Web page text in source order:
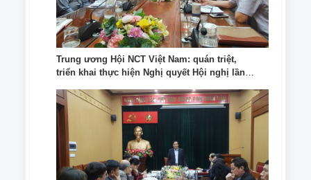
Trung ương Hội NCT Việt Nam: quán triệt,
triển khai thực hiện Nghị quyết Hội nghị lần
khóa XIII